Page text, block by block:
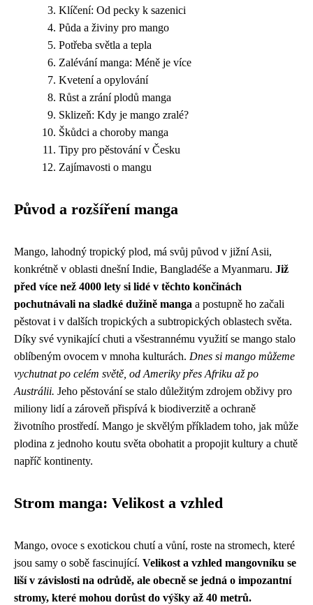
Klíčení: Od pecky k sazenici
Půda a živiny pro mango
Potřeba světla a tepla
Zalévání manga: Méně je více
Kvetení a opylování
Růst a zrání plodů manga
Sklizeň: Kdy je mango zralé?
Škůdci a choroby manga
Tipy pro pěstování v Česku
Zajímavosti o mangu
Původ a rozšíření manga
Mango, lahodný tropický plod, má svůj původ v jižní Asii,
konkrétně v oblasti dnešní Indie, Bangladéše a Myanmaru. Již
před více než 4000 lety si lidé v těchto končinách
pochutnávali na sladké dužině manga a postupně ho začali
pěstovat i v dalších tropických a subtropických oblastech světa.
Díky své vynikající chuti a všestrannému využití se mango stalo
oblíbeným ovocem v mnoha kulturách. Dnes si mango můžeme
vychutnat po celém světě, od Ameriky přes Afriku až po
Austrálii. Jeho pěstování se stalo důležitým zdrojem obživy pro
miliony lidí a zároveň přispívá k biodiverzitě a ochraně
životního prostředí. Mango je skvělým příkladem toho, jak může
plodina z jednoho koutu světa obohatit a propojit kultury a chutě
napříč kontinenty.
Strom manga: Velikost a vzhled
Mango, ovoce s exotickou chutí a vůní, roste na stromech, které
jsou samy o sobě fascinující. Velikost a vzhled mangovníku se
liší v závislosti na odrůdě, ale obecně se jedná o impozantní
stromy, které mohou dorůst do výšky až 40 metrů.